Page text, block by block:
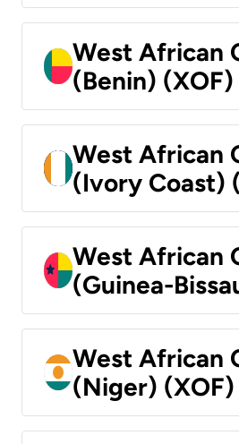
West African
(Benin) (XOF)
West African
(Ivory Coast)
West African
(Guinea-
West African
(Niger) (XOF)